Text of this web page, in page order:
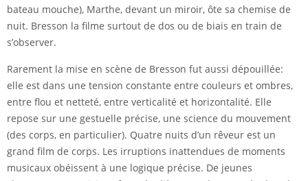
bateau mouche), Marthe, devant un miroir, ôte sa chemise de
nuit. Bresson la filme surtout de dos ou de biais en train de
s’observer.
Rarement la mise en scène de Bresson fut aussi dépouillée:
elle est dans une tension constante entre couleurs et ombres,
entre flou et netteté, entre verticalité et horizontalité. Elle
repose sur une gestuelle précise, une science du mouvement
(des corps, en particulier). Quatre nuits d’un rêveur est un
grand film de corps. Les irruptions inattendues de moments
musicaux obéissent à une logique précise. De jeunes